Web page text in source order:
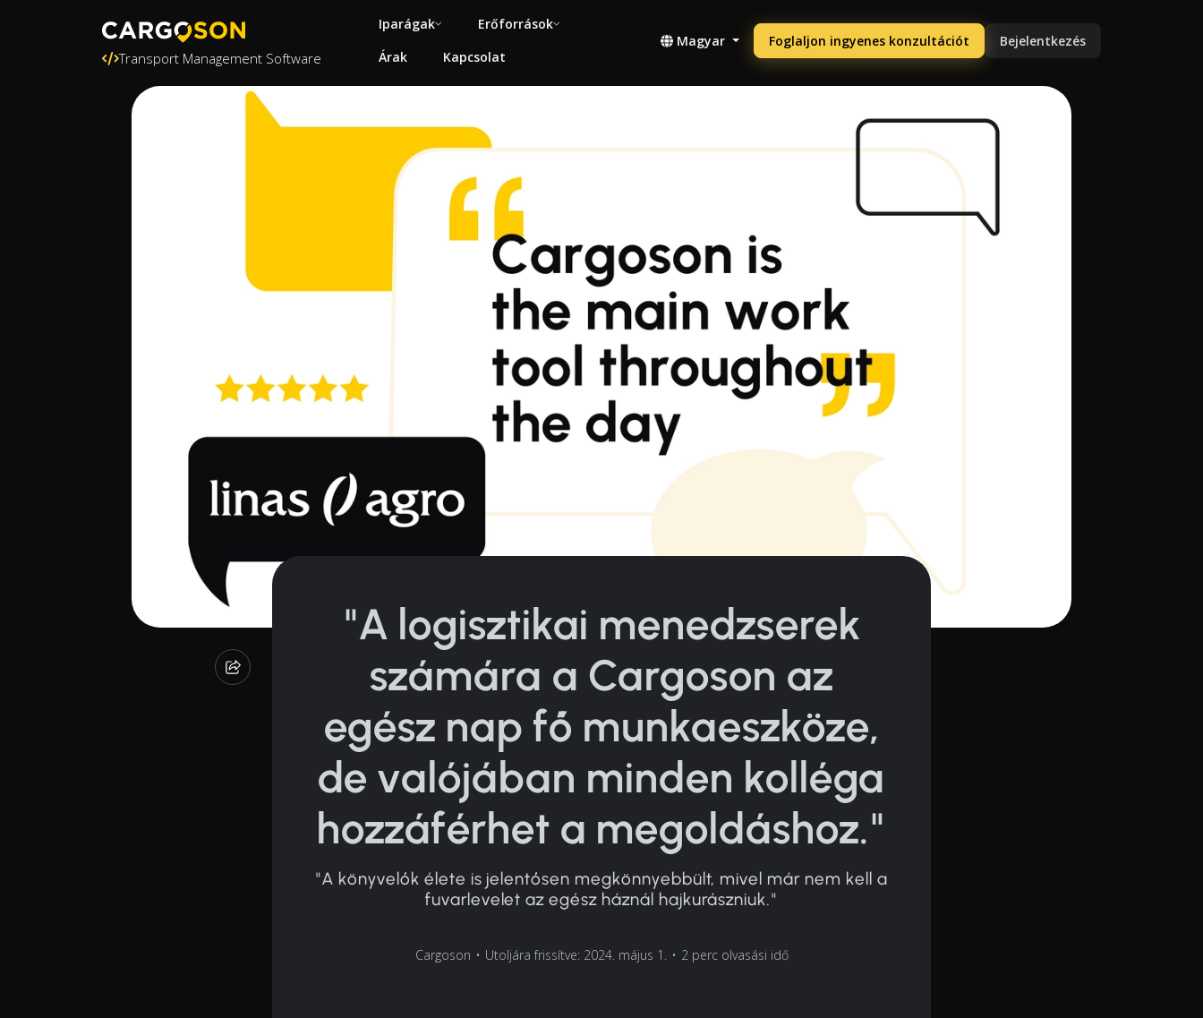
Transport Management Software
Iparágak
Erőforrások
Árak
Kapcsolat
Magyar Foglaljon ingyenes konzultációt Bejelentkezés
"A logisztikai menedzserek
számára a Cargoson az
egész nap fő munkaeszköze,
de valójában minden kolléga
hozzáférhet a megoldáshoz."
"A könyvelők élete is jelentősen megkönnyebbült, mivel már nem kell a
fuvarlevelet az egész háznál hajkurászniuk."
Cargoson • Utoljára frissítve: 2024. május 1. • 2 perc olvasási idő